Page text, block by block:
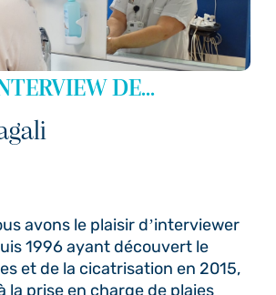
DE...
avons le plaisir d’interviewer
1996 ayant découvert le
et de la cicatrisation en 2015,
la prise en charge de plaies